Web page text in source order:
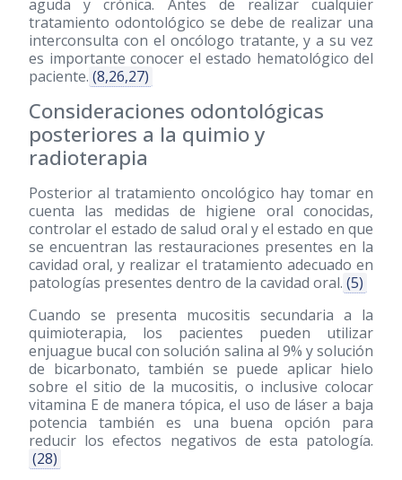
aguda y crónica. Antes de realizar cualquier
tratamiento odontológico se debe de realizar una
interconsulta con el oncólogo tratante, y a su vez
es importante conocer el estado hematológico del
paciente. (8,26,27)
Consideraciones odontológicas
posteriores a la quimio y
radioterapia
Posterior al tratamiento oncológico hay tomar en
cuenta las medidas de higiene oral conocidas,
controlar el estado de salud oral y el estado en que
se encuentran las restauraciones presentes en la
cavidad oral, y realizar el tratamiento adecuado en
patologías presentes dentro de la cavidad oral. (5)
Cuando se presenta mucositis secundaria a la
quimioterapia, los pacientes pueden utilizar
enjuague bucal con solución salina al 9% y solución
de bicarbonato, también se puede aplicar hielo
sobre el sitio de la mucositis, o inclusive colocar
vitamina E de manera tópica, el uso de láser a baja
potencia también es una buena opción para
reducir los efectos negativos de esta patología.
(28)